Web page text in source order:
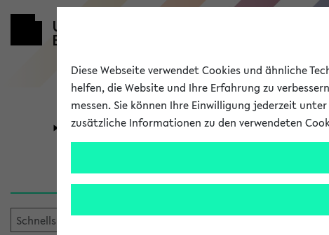
Universität Forschung
Sie möchten auf eine eKVV
Diese Webseite verwendet Cookies und ähnliche
helfen, die Website und Ihre Erfahrung zu
messen. Sie können Ihre Einwilligung jederzeit unter
zusätzliche Informationen zu den verwendeten